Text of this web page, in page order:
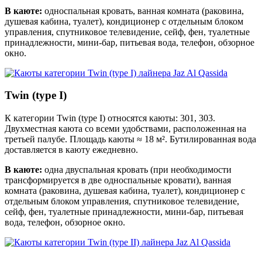
В каюте: односпальная кровать, ванная комната (раковина,
душевая кабина, туалет), кондиционер с отдельным блоком
управления, спутниковое телевидение, сейф, фен, туалетные
принадлежности, мини-бар, питьевая вода, телефон, обзорное
окно.
Twin (type I)
К категории Twin (type I) относятся каюты: 301, 303.
Двухместная каюта со всеми удобствами, расположенная на
третьей палубе. Площадь каюты ≈ 18 м². Бутилированная вода
доставляется в каюту ежедневно.
В каюте: одна двуспальная кровать (при необходимости
трансформируется в две односпальные кровати), ванная
комната (раковина, душевая кабина, туалет), кондиционер с
отдельным блоком управления, спутниковое телевидение,
сейф, фен, туалетные принадлежности, мини-бар, питьевая
вода, телефон, обзорное окно.